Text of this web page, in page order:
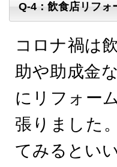
Q-4：飲食店リフォ
コロナ禍は
助や助成金
にリフォー
張りました
てみるとい